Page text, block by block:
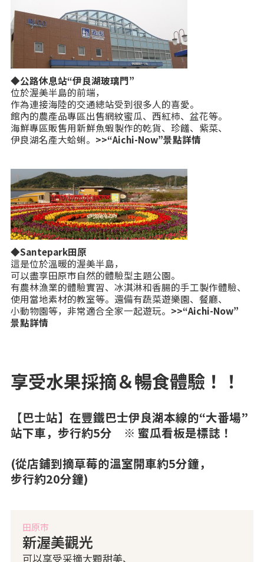
◆公路休息站“伊良湖玻璃門”
位於渥美半島的前端，
作為連接海陸的交通總站受到很多人的喜愛。
館內的農產品專區出售網紋蜜瓜、西紅柿、盆花等。
海鮮專區販售用新鮮魚蝦製作的乾貨、珍饈、紫菜、
伊良湖名產大蛤蜊。 >>“Aichi-Now”景點詳情
◆Santepark田原
這是位於溫暖的渥美半島，
可以盡享田原市自然的體驗型主題公園。
有農林漁業的體驗實習、冰淇淋和香腸的手工製作體驗、
使用當地素材的教室等。還備有蔬菜遊樂園、餐廳、
小動物園等，非常適合全家一起遊玩。 >>“Aichi-Now”
景點詳情
享受水果採摘＆暢食體驗！！
【巴士站】在豐鐵巴士伊良湖本線的“大番場”
站下車，步行約5分 ※ 蜜瓜看板是標誌！
(從店鋪到摘草莓的溫室開車約5分鐘，
步行約20分鐘)
田原市
新渥美觀光
可以享受采摘大顆甜美、